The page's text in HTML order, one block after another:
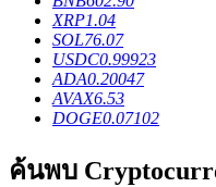
ลงทุนอัตโนมัติ
XRP1.04
SOL76.07
USDC0.99923
ADA0.20047
AVAX6.53
DOGE0.07102
ค้นพบ